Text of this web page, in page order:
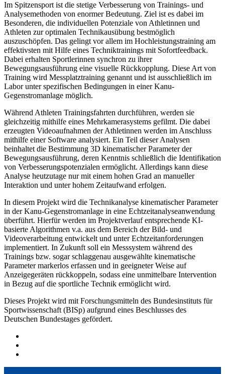
Im Spitzensport ist die stetige Verbesserung von Trainings- und
Analysemethoden von enormer Bedeutung. Ziel ist es dabei im
Besonderen, die individuellen Potenziale von Athletinnen und
Athleten zur optimalen Technikausübung bestmöglich
auszuschöpfen. Das gelingt vor allem im Hochleistungstraining am
effektivsten mit Hilfe eines Techniktrainings mit Sofortfeedback.
Dabei erhalten Sportlerinnen synchron zu ihrer
Bewegungsausführung eine visuelle Rückkopplung. Diese Art von
Training wird Messplatztraining genannt und ist ausschließlich im
Labor unter spezifischen Bedingungen in einer Kanu-
Gegenstromanlage möglich.
Während Athleten Trainingsfahrten durchführen, werden sie
gleichzeitig mithilfe eines Mehrkamerasystems gefilmt. Die dabei
erzeugten Videoaufnahmen der Athletinnen werden im Anschluss
mithilfe einer Software analysiert. Ein Teil dieser Analysen
beinhaltet die Bestimmung 3D kinematischer Parameter der
Bewegungsausführung, deren Kenntnis schließlich die Identifikation
von Verbesserungspotenzialen ermöglicht. Allerdings kann diese
Analyse heutzutage nur mit einem hohen Grad an manueller
Interaktion und unter hohem Zeitaufwand erfolgen.
In diesem Projekt wird die Technikanalyse kinematischer Parameter
in der Kanu-Gegenstromanlage in eine Echtzeitanalyseanwendung
überführt. Hierfür werden im Projektverlauf entsprechende KI-
basierte Algorithmen v.a. aus dem Bereich der Bild- und
Videoverarbeitung entwickelt und unter Echtzeitanforderungen
implementiert. In Zukunft soll ein Messsystem während des
Trainings bzw. sogar schlaggenau ausgewählte kinematische
Parameter markerlos erfassen und in geeigneter Weise auf
Anzeigegeräten rückkoppeln, sodass eine unmittelbare Intervention
in Bezug auf die sportliche Technik ermöglicht wird.
Dieses Projekt wird mit Forschungsmitteln des Bundesinstituts für
Sportwissenschaft (BISp) aufgrund eines Beschlusses des
Deutschen Bundestages gefördert.